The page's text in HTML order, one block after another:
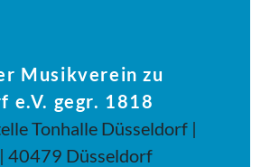
Musikverein zu
e.V. gegr. 1818
Tonhalle Düsseldorf |
40479 Düsseldorf